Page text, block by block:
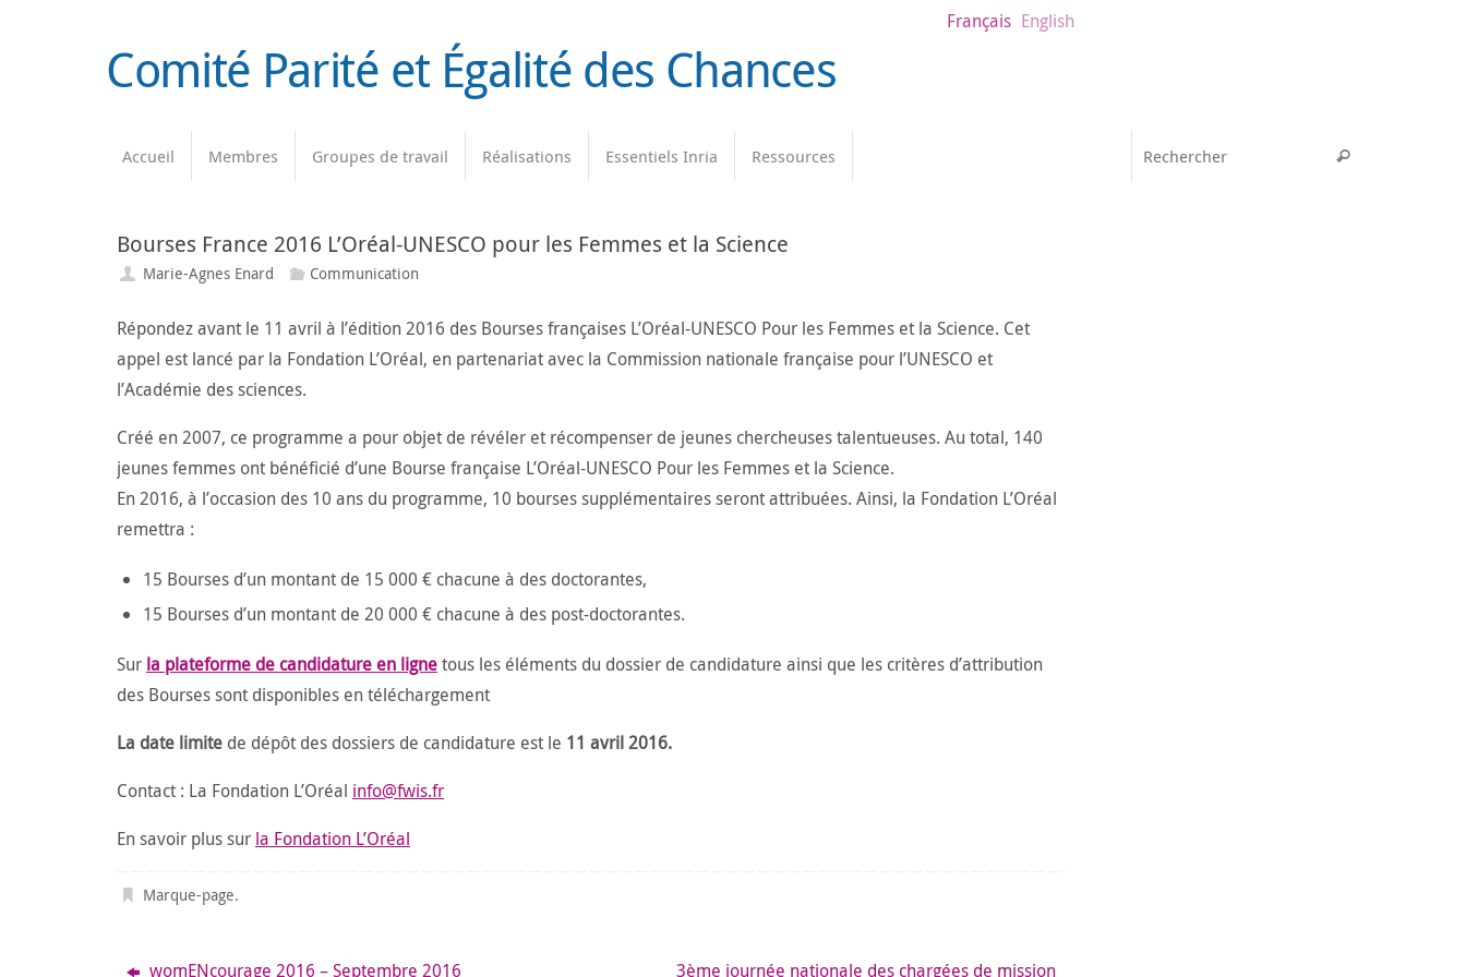
Comité Parité et Égalité des Chances
Français English
Accueil Membres Groupes de travail Réalisations Essentiels Inria Ressources Rechercher
Bourses France 2016 L’Oréal-UNESCO pour les Femmes et la Science
Marie-Agnes Enard Communication
Répondez avant le 11 avril à l’édition 2016 des Bourses françaises L’Oréal-UNESCO Pour les Femmes et la Science. Cet
appel est lancé par la Fondation L’Oréal, en partenariat avec la Commission nationale française pour l’UNESCO et
l’Académie des sciences.
Créé en 2007, ce programme a pour objet de révéler et récompenser de jeunes chercheuses talentueuses. Au total, 140
jeunes femmes ont bénéficié d’une Bourse française L’Oréal-UNESCO Pour les Femmes et la Science.
En 2016, à l’occasion des 10 ans du programme, 10 bourses supplémentaires seront attribuées. Ainsi, la Fondation L’Oréal
remettra :
15 Bourses d’un montant de 15 000 € chacune à des doctorantes,
15 Bourses d’un montant de 20 000 € chacune à des post-doctorantes.
Sur la plateforme de candidature en lignetous les éléments du dossier de candidature ainsi que les critères d’attribution
des Bourses sont disponibles en téléchargement
La date limite de dépôt des dossiers de candidature est le 11 avril 2016.
Contact : La Fondation L’Oréal info@fwis.fr
En savoir plus sur la Fondation L’Oréal
Marque-page.
womENcourage 2016 – Septembre 2016 3ème journée nationale des chargées de mission